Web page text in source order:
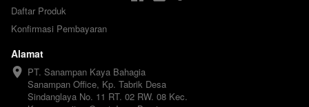
Daftar Produk
Konfirmasi Pembayaran
Alamat
PT. Sanampan Kaya Bahagia
Sanampan Office, Kp. Tabrik Desa
Sindanglaya No. 11 RT. 02 RW. 08 Kec.